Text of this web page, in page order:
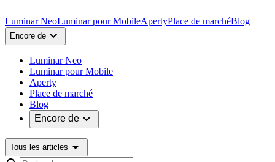
Luminar NeoLuminar pour MobileApertyPlace de marchéBlog
Encore de expand_more
Luminar Neo
Luminar pour Mobile
Aperty
Place de marché
Blog
Encore de expand_more
Tous les articles arrow_drop_down